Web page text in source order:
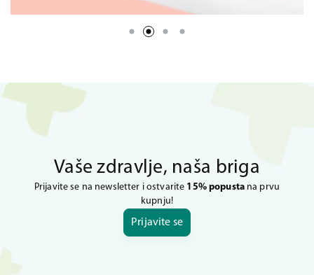
Vaše zdravlje, naša briga
Prijavite se na newsletter i ostvarite 15% popustana prvu
kupnju!
Prijavite se